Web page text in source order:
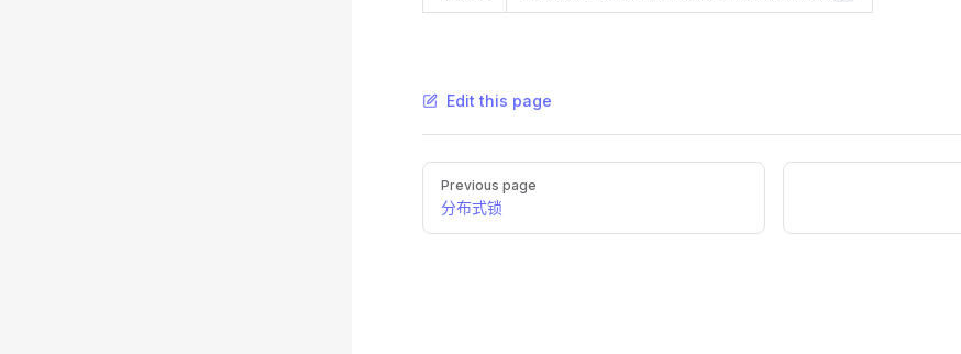
Edit this page
Pager
Previous page
分布式锁